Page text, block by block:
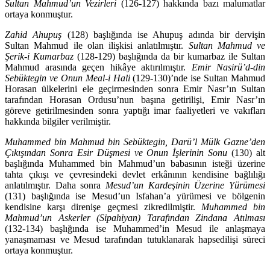
Sultan Mah­mud’un Vezirleri (126-127) hakkında bazı malumatlar
ortaya konmuştur.
Zahid Ahupuş (128) başlığında ise Ahupuş adında bir dervişin
Sultan Mah­mud ile olan ilişkisi anlatılmıştır. Sultan Mahmud ve
Şerik-i Kumarbaz (128-129) başlığında da bir kumarbaz ile Sultan
Mahmud arasında geçen hikâye aktırılmıştır. Emir Nasirü’d-din
Sebüktegin ve Onun Meal-i Hali(129-130)’nde ise Sultan Mahmud
Horasan ülkelerini ele geçirmesinden sonra Emir Nasr’ın Sultan
tarafından Horasan Ordusu’nun başına getirilişi, Emir Nasr’ın
göreve getirilmesinden sonra yaptığı imar faaliyetleri ve vakıfları
hakkında bilgiler verilmiştir.
Muhammed bin Mahmud bin Sebüktegin, Darü’l Mülk Gazne’den
Çıkışın­dan Sonra Esir Düşmesi ve Onun İşlerinin Sonu(130) alt
başlığında Muham­med bin Mahmud’un babasının isteği üzerine
tahta çıkışı ve çevresindeki devlet erkânının kendisine bağlılığı
anlatılmıştır. Daha sonra Mesud’un Kar­deşinin Üzerine Yürümesi
(131) başlığında ise Mesud’un Isfahan’a yürümesi ve bölgenin
kendisine karşı direnişe geçmesi zikredilmiştir. Muhammed bin
Mahmud’un Askerler (Sipahiyan) Tarafından Zindana Atılması
(132-134) baş­lığında ise Muhammed’in Mesud ile anlaşmaya
yanaşmaması ve Mesud tarafından tutuklanarak hapsedilişi süreci
ortaya konmuştur.